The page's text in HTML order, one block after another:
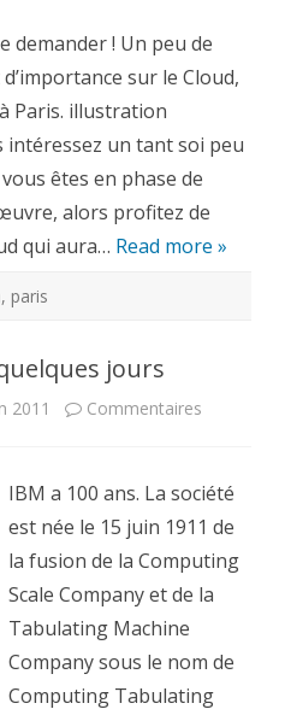
que
vous
voulu
savoir
demander ! Un peu de
sur le Cloud,
Paris. illustration
intéressez un tant soi peu
êtes en phase de
alors profitez de
qui aura… Read more »
, paris
jours
2011 Commentaires
IBM a 100 ans. La société
est née le 15 juin 1911 de
la fusion de la Computing
Scale Company et de la
Tabulating Machine
Company sous le nom de
Computing Tabulating